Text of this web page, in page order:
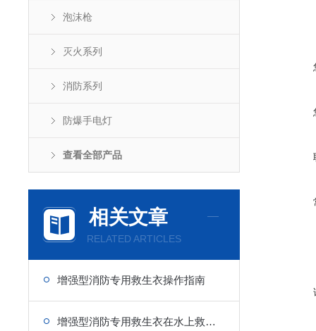
泡沫枪
灭火系列
消防系列
防爆手电灯
查看全部产品
相关文章
RELATED ARTICLES
增强型消防专用救生衣操作指南
增强型消防专用救生衣在水上救援中的重要性